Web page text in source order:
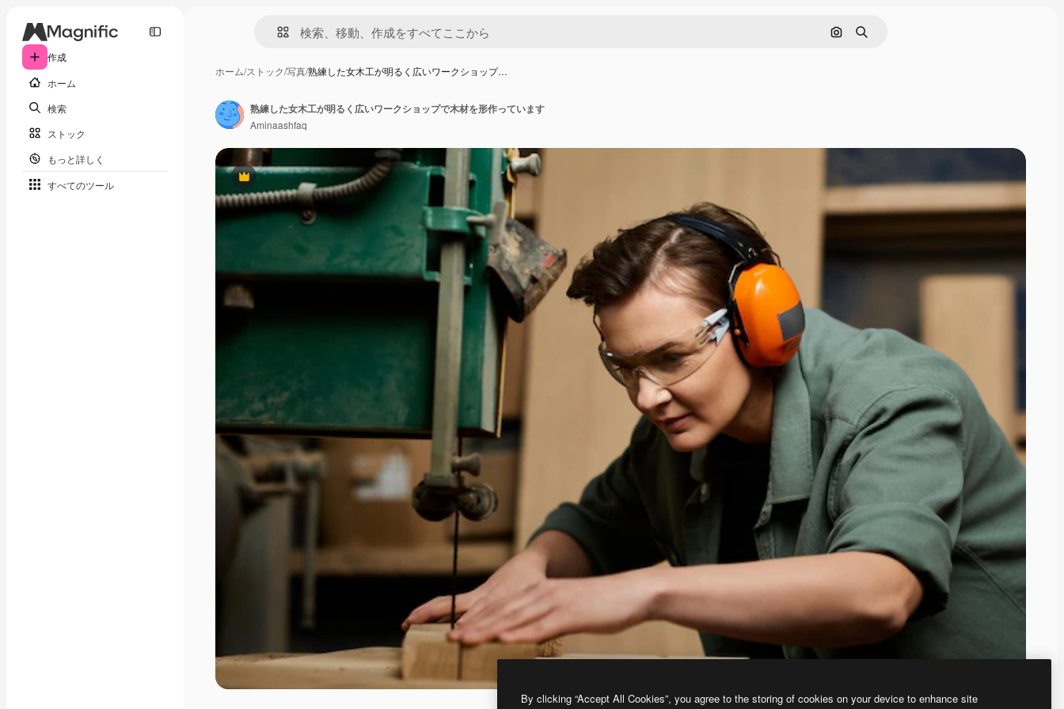
作成
ホーム
検索
ストック
もっと詳しく
すべてのツール
画像で検索
検索
ホーム/ストック/写真/熟練した女木工が明るく広いワークショップ…
Premium
熟練した女木工が明るく広いワークショップで木材を形作っています
Aminaashfaq
By clicking “Accept All Cookies”, you agree to the storing of cookies on your device to enhance site